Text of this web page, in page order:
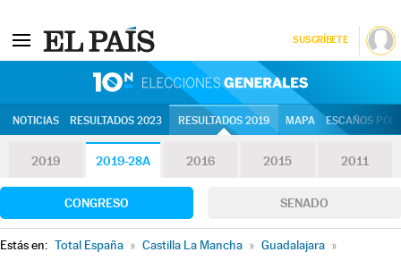
SUSCRÍBETE
NOTICIAS RESULTADOS 2023 RESULTADOS 2019 MAPA ESCAÑOS
2019 2019-28A 2016 2015 2011
CONGRESO SENADO
Estás en: Total España » Castilla La Mancha » Guadalajara »